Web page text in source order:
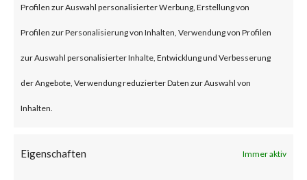
Profilen zur Auswahl personalisierter Werbung, Erstellung von
Profilen zur Personalisierung von Inhalten, Verwendung von Profilen
zur Auswahl personalisierter Inhalte, Entwicklung und Verbesserung
der Angebote, Verwendung reduzierter Daten zur Auswahl von
Inhalten.
Eigenschaften Immer aktiv
Why is this Significant?
This is significant because
WinRAR is widely used and CVE-
exploited as a 0-day in April